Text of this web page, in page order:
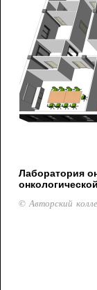
Лаборатория
© Авторский